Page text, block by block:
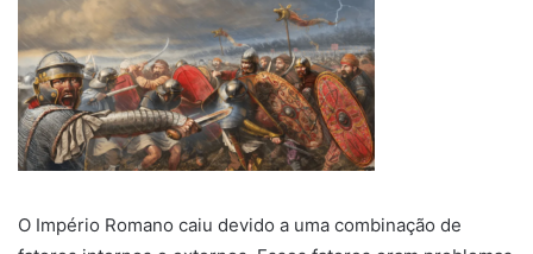
O Império Romano caiu devido a uma combinação de